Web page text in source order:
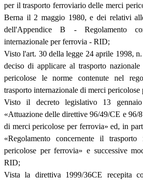
per il trasporto ferroviario delle merci
Berna il 2 maggio 1980, e dei relativi
dell'Appendice B - Regolamento
internazionale per ferrovia - RID;
Visto l'art. 30 della legge 24 aprile 1998,
deciso di applicare al trasporto
pericolose le norme contenute nel
trasporto internazionale di merci
Visto il decreto legislativo 13
«Attuazione delle direttive 96/49/CE e 96/
di merci pericolose per ferrovia» ed, in
«Regolamento concernente il
pericolose per ferrovia» e successive
RID;
Vista la direttiva 1999/36CE recepita